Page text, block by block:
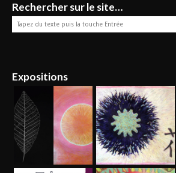
Rechercher sur le site…
Expositions